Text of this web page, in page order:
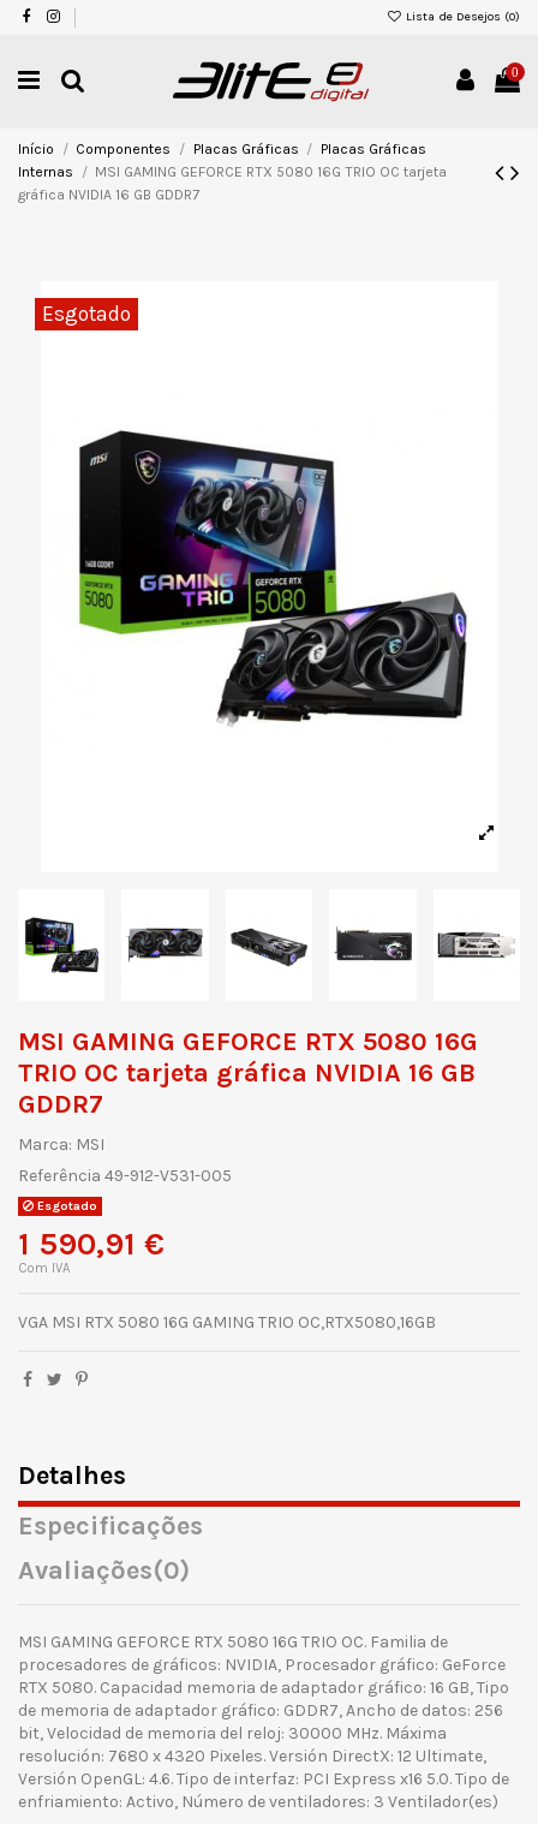
Lista de Desejos (0)
0
Início Componentes Placas Gráficas
Placas Gráficas
Internas
MSI GAMING GEFORCE RTX 5080 16G TRIO OC tarjeta
gráfica NVIDIA 16 GB GDDR7
Esgotado
MSI GAMING GEFORCE RTX 5080 16G
TRIO OC tarjeta gráfica NVIDIA 16 GB
GDDR7
Marca: MSI
Referência 49-912-V531-005
Esgotado
1 590,91 €
Com IVA
VGA MSI RTX 5080 16G GAMING TRIO OC,RTX5080,16GB
Detalhes
Especificações
Avaliações(0)
MSI GAMING GEFORCE RTX 5080 16G TRIO OC. Familia de
procesadores de gráficos: NVIDIA, Procesador gráfico: GeForce
RTX 5080. Capacidad memoria de adaptador gráfico: 16 GB, Tipo
de memoria de adaptador gráfico: GDDR7, Ancho de datos: 256
bit, Velocidad de memoria del reloj: 30000 MHz. Máxima
resolución: 7680 x 4320 Pixeles. Versión DirectX: 12 Ultimate,
Versión OpenGL: 4.6. Tipo de interfaz: PCI Express x16 5.0. Tipo de
enfriamiento: Activo, Número de ventiladores: 3 Ventilador(es)